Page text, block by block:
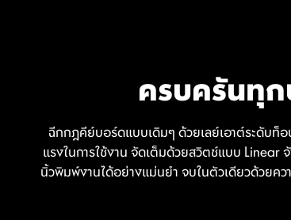
ครบครันทุ
ฉีกกฎคีย์บอร์ดแบบเดิมๆ ด้วยเลย์เอาต์ระดับท็
แรงในการใช้งาน จัดเต็มด้วยสวิตช์แบบ Linear
นิ้วพิมพ์งานได้อย่างแม่นยำ จบในตัวเดียวด้วยค